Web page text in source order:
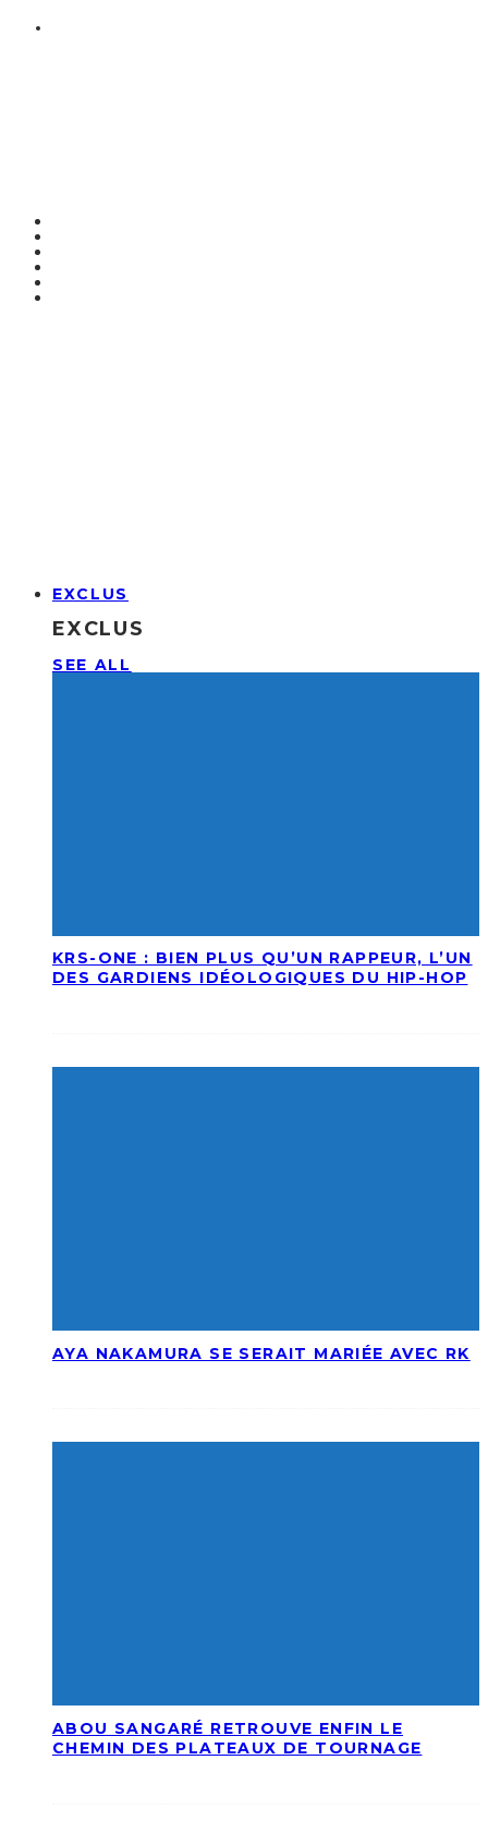
EXCLUS
EXCLUS
SEE ALL
KRS-ONE : BIEN PLUS QU’UN RAPPEUR, L’UN
DES GARDIENS IDÉOLOGIQUES DU HIP-HOP
AYA NAKAMURA SE SERAIT MARIÉE AVEC RK
ABOU SANGARÉ RETROUVE ENFIN LE
CHEMIN DES PLATEAUX DE TOURNAGE